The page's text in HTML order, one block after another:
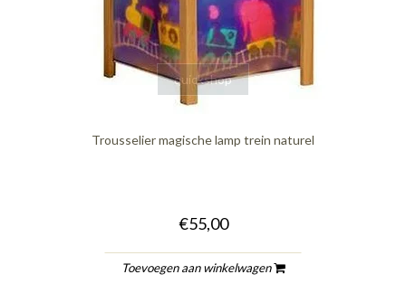
quickshop
Trousselier magische lamp trein naturel
€55,00
Toevoegen aan winkelwagen